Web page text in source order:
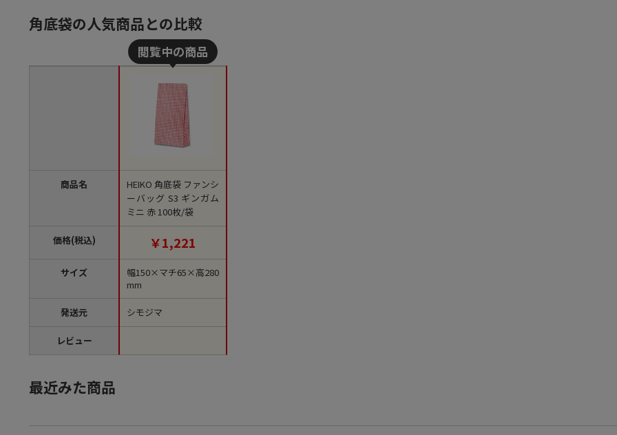
角底袋の人気商品との比較
商品名
価格(税込)
サイズ
発送元
レビュー
HEIKO 角底袋 ファンシ
ーバッグ S3 ギンガム
ミニ 赤 100枚/袋
￥1,221
幅150×マチ65×高280
mm
シモジマ
最近みた商品